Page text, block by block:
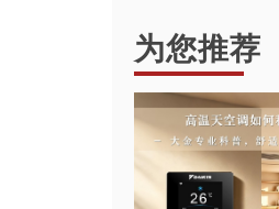
导
航
为您推荐